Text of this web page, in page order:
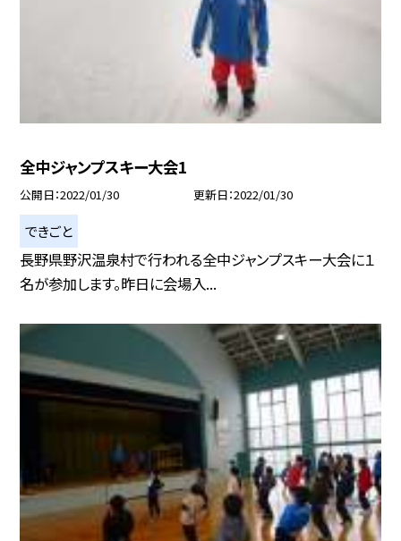
全中ジャンプスキー大会1
公開日 2022/01/30 更新日 2022/01/30
できごと
長野県野沢温泉村で行われる全中ジャンプスキー大会に１
名が参加します。昨日に会場入...